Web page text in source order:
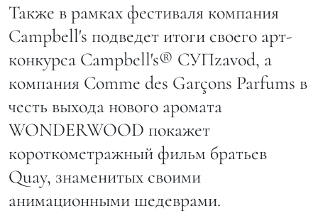
Также в рамках фестиваля компания
Campbell's подведет итоги своего арт-
конкурса Campbell's® СУПzavod, а
компания Comme des Garçons Parfums в
честь выхода нового аромата
WONDERWOOD покажет
короткометражный фильм братьев
Quay, знаменитых своими
анимационными шедеврами.